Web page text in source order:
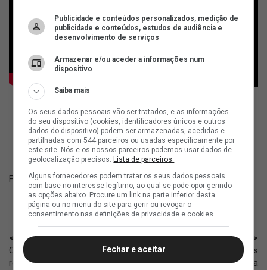
ad
Fonte:Youtube Detetives Vascainos
< Anterior
Quem representou o Vasco na
reunião promovida pela CBF
Próximo >
Renato Gaúcho fez exigências
para a diretoria? Jornalista fala
Publicidade e conteúdos personalizados, medição de
publicidade e conteúdos, estudos de audiência e
desenvolvimento de serviços
Armazenar e/ou aceder a informações num
dispositivo
Saiba mais
Os seus dados pessoais vão ser tratados, e as informações
do seu dispositivo (cookies, identificadores únicos e outros
dados do dispositivo) podem ser armazenadas, acedidas e
partilhadas com 544 parceiros ou usadas especificamente por
este site. Nós e os nossos parceiros podemos usar dados de
geolocalização precisos. Lista de parceiros.
Alguns fornecedores podem tratar os seus dados pessoais
com base no interesse legítimo, ao qual se pode opor gerindo
as opções abaixo. Procure um link na parte inferior desta
página ou no menu do site para gerir ou revogar o
consentimento nas definições de privacidade e cookies.
Fechar e aceitar